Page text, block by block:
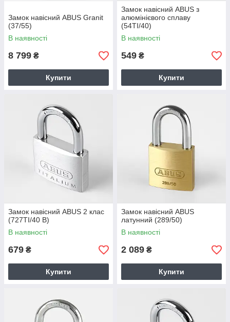
Замок навісний ABUS Granit
(37/55)
В наявності
8 799 ₴
Купити
Замок навісний ABUS з
алюмінієвого сплаву
(54TI/40)
В наявності
549 ₴
Купити
Замок навісний ABUS 2 клас
(727TI/40 B)
В наявності
679 ₴
Купити
Замок навісний ABUS
латунний (289/50)
В наявності
2 089 ₴
Купити